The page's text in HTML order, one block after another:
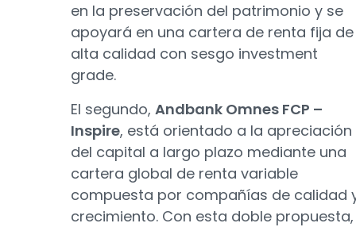
en la preservación del patrimonio y se
apoyará en una cartera de renta fija de
alta calidad con sesgo investment
grade.
El segundo, Andbank Omnes FCP –
Inspire, está orientado a la apreciación
del capital a largo plazo mediante una
cartera global de renta variable
compuesta por compañías de calidad
crecimiento. Con esta doble propuesta,